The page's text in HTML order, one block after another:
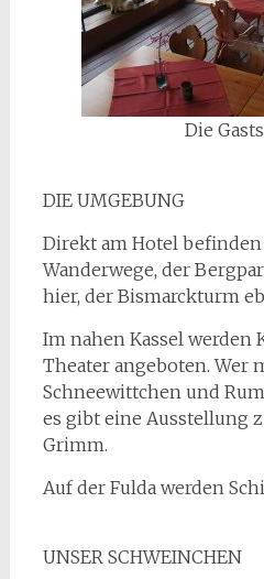
Die
DIE UMGEBUNG
Direkt am Hotel
Wanderwege, der
hier, der Bismarckturm
Im nahen Kassel werden
Theater angeboten. Wer
Schneewittchen und
es gibt eine Ausstellung
Grimm.
Auf der Fulda werden
UNSER SCHWEINCHEN